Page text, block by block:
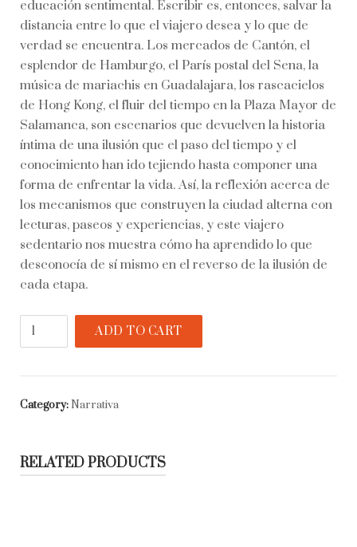
educación sentimental. Escribir es, entonces, salvar la
distancia entre lo que el viajero desea y lo que de
verdad se encuentra. Los mercados de Cantón, el
esplendor de Hamburgo, el París postal del Sena, la
música de mariachis en Guadalajara, los rascacielos
de Hong Kong, el fluir del tiempo en la Plaza Mayor de
Salamanca, son escenarios que devuelven la historia
íntima de una ilusión que el paso del tiempo y el
conocimiento han ido tejiendo hasta componer una
forma de enfrentar la vida. Así, la reflexión acerca de
los mecanismos que construyen la ciudad alterna con
lecturas, paseos y experiencias, y este viajero
sedentario nos muestra cómo ha aprendido lo que
desconocía de sí mismo en el reverso de la ilusión de
cada etapa.
quantity
ADD TO CART
Category:Narrativa
RELATED PRODUCTS